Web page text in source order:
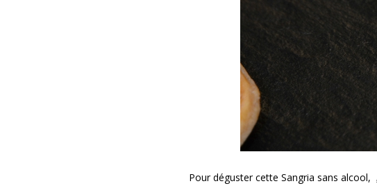
Pour déguster cette Sangria sans alcool,